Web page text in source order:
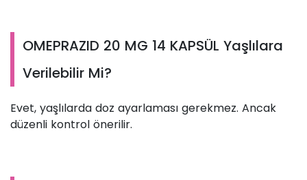
OMEPRAZID 20 MG 14 KAPSÜL Yaşlılara
Verilebilir Mi?
Evet, yaşlılarda doz ayarlaması gerekmez. Ancak
düzenli kontrol önerilir.